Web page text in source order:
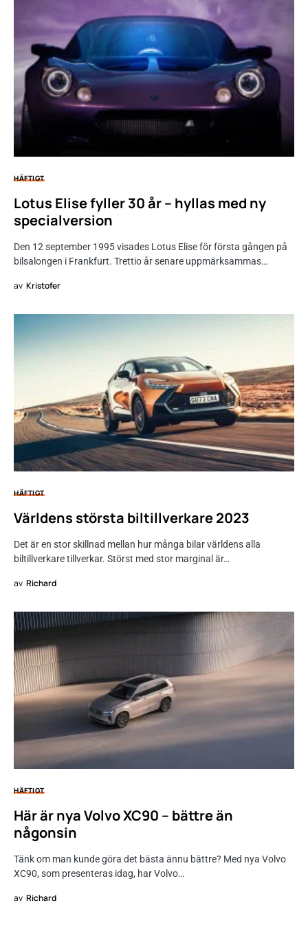
HÄFTIGT
Lotus Elise fyller 30 år – hyllas med ny
specialversion
Den 12 september 1995 visades Lotus Elise för första gången på
bilsalongen i Frankfurt. Trettio år senare uppmärksammas…
av Kristofer
HÄFTIGT
Världens största biltillverkare 2023
Det är en stor skillnad mellan hur många bilar världens alla
biltillverkare tillverkar. Störst med stor marginal är…
av Richard
HÄFTIGT
Här är nya Volvo XC90 – bättre än
någonsin
Tänk om man kunde göra det bästa ännu bättre? Med nya Volvo
XC90, som presenteras idag, har Volvo…
av Richard